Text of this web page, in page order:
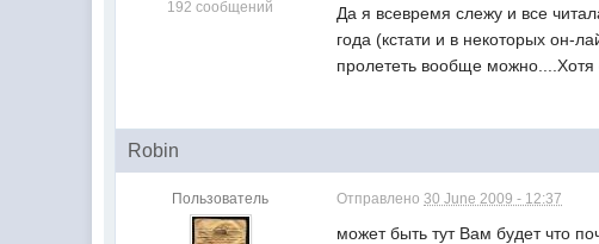
192 сообщений
Да я всевремя слежу и все
года (кстати и в некоторых он-
пролететь вообще можно....Хотя
Robin
Пользователь Отправлено30 June 2009 - 12:37
может быть тут Вам будет что